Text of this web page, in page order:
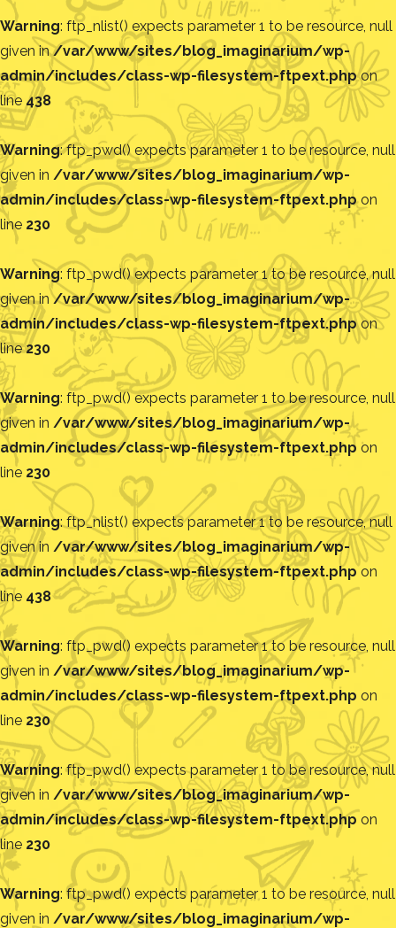
Warning: ftp_nlist() expects parameter 1 to be resource, null
given in/var/www/sites/blog_imaginarium/wp-
admin/includes/class-wp-filesystem-ftpext.phpon
line 438
Warning: ftp_pwd() expects parameter 1 to be resource, null
given in /var/www/sites/blog_imaginarium/wp-
admin/includes/class-wp-filesystem-ftpext.phpon
line 230
Warning: ftp_pwd() expects parameter 1 to be resource, null
given in/var/www/sites/blog_imaginarium/wp-
admin/includes/class-wp-filesystem-ftpext.phpon
line230
Warning: ftp_pwd() expects parameter 1 to be resource, null
given in /var/www/sites/blog_imaginarium/wp-
admin/includes/class-wp-filesystem-ftpext.php on
line 230
Warning: ftp_nlist() expects parameter 1 to be resource, null
given in /var/www/sites/blog_imaginarium/wp-
admin/includes/class-wp-filesystem-ftpext.phpon
line 438
Warning: ftp_pwd() expects parameter 1 to be resource, null
given in /var/www/sites/blog_imaginarium/wp-
admin/includes/class-wp-filesystem-ftpext.php on
line 230
Warning: ftp_pwd() expects parameter 1 to be resource, null
given in /var/www/sites/blog_imaginarium/wp-
admin/includes/class-wp-filesystem-ftpext.php on
line 230
Warning: ftp_pwd() expects parameter 1 to be resource, null
given in /var/www/sites/blog_imaginarium/wp-